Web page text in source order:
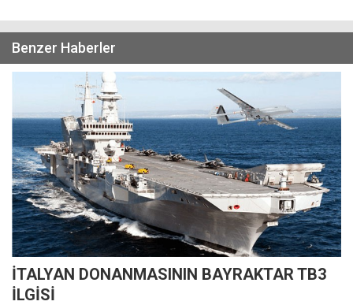
Benzer Haberler
İTALYAN DONANMASININ BAYRAKTAR TB3
İLGİSİ